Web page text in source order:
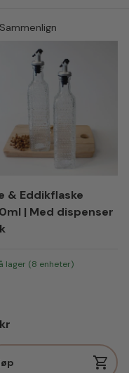
Sammenlign
& Eddikflaske
| Med dispenser
lager (8 enheter)
pris